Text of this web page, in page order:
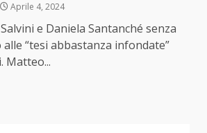
Aprile 4, 2024
e Daniela Santanché senza
“tesi abbastanza infondate”
Matteo...